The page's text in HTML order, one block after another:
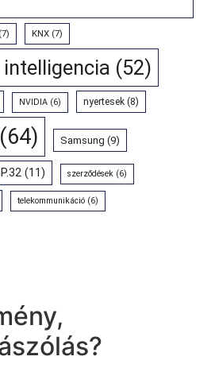
(7) KNX (7)
(52)
NVIDIA (6) nyertesek (8)
(64) Samsung (9)
(11) szerződések (6)
telekommunikáció (6)